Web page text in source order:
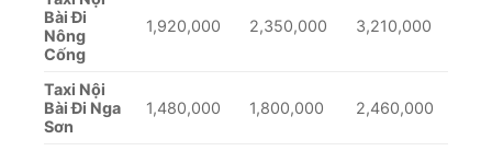
Bài Đi
Nông
Cống
1,920,000 2,350,000 3,210,000
Taxi Nội
Bài Đi Nga
Sơn
1,480,000 1,800,000 2,460,000